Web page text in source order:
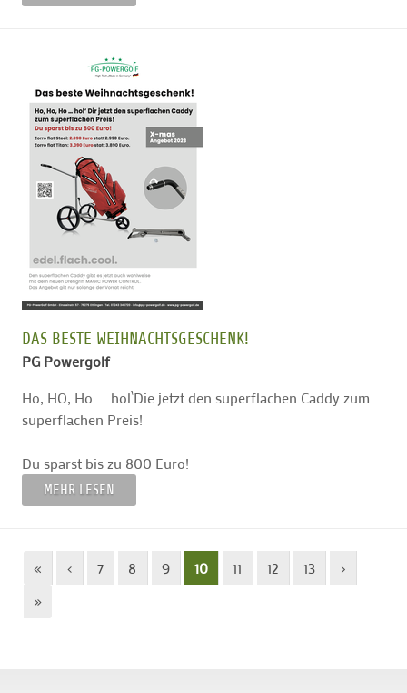
DAS BESTE WEIHNACHTSGESCHENK!
PG Powergolf
Ho, HO, Ho ... hol`Die jetzt den superflachen Caddy zum
superflachen Preis!
Du sparst bis zu 800 Euro!
MEHR LESEN
« ‹ 7 8 9 10 11 12 13
›
»